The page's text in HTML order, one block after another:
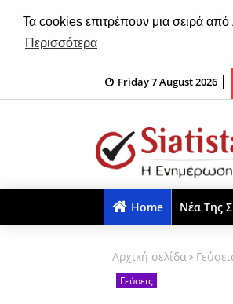
Τα cookies επιτρέπουν μια σειρά
Περισσότερα
Friday 7 August 2026
Έκθεση ζωγραφικής από 11 έως 16
Home Νέα Της
Αρχική σελίδα
Γεύσεις